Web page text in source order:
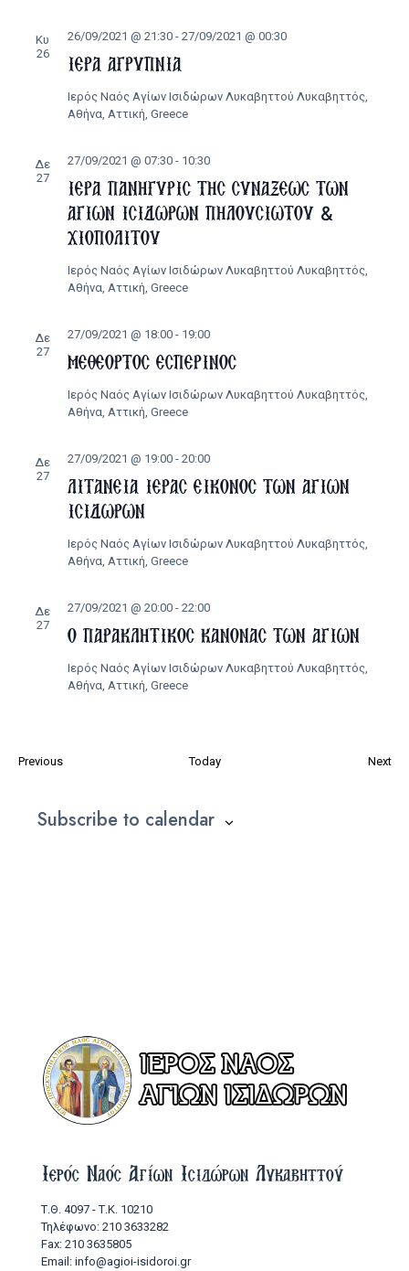
Κυ
26
ΙΕΡΑ ΑΓΡΥΠΝΙΑ
26/09/2021 @ 21:30- 27/09/2021 @ 00:30
Ιερός Ναός Αγίων Ισιδώρων Λυκαβηττού Λυκαβηττός,
Αθήνα, Αττική, Greece
Δε
27
ΙΕΡΑ ΠΑΝΗΓΥΡΙΣ ΤΗΣ ΣΥΝΑΞΕΩΣ ΤΩΝ
ΑΓΙΩΝ ΙΣΙΔΩΡΩΝ ΠΗΛΟΥΣΙΩΤΟΥ &
ΧΙΟΠΟΛΙΤΟΥ
27/09/2021 @ 07:30- 10:30
Ιερός Ναός Αγίων Ισιδώρων Λυκαβηττού Λυκαβηττός,
Αθήνα, Αττική, Greece
Δε
27
ΜΕΘΕΟΡΤΟΣ ΕΣΠΕΡΙΝΟΣ
27/09/2021 @ 18:00- 19:00
Ιερός Ναός Αγίων Ισιδώρων Λυκαβηττού Λυκαβηττός,
Αθήνα, Αττική, Greece
Δε
27
ΛΙΤΑΝΕΙΑ ΙΕΡΑΣ ΕΙΚΟΝΟΣ ΤΩΝ ΑΓΙΩΝ
ΙΣΙΔΩΡΩΝ
27/09/2021 @ 19:00- 20:00
Ιερός Ναός Αγίων Ισιδώρων Λυκαβηττού Λυκαβηττός,
Αθήνα, Αττική, Greece
Δε
27
Ο ΠΑΡΑΚΛΗΤΙΚΟΣ ΚΑΝΟΝΑΣ ΤΩΝ ΑΓΙΩΝ
27/09/2021 @ 20:00- 22:00
Ιερός Ναός Αγίων Ισιδώρων Λυκαβηττού Λυκαβηττός,
Αθήνα, Αττική, Greece
PreviousΕκδηλώσεις Today Next
Subscribe to calendar
Ιερός Ναός Αγίων Ισιδώρων Λυκαβηττού
Τ.Θ. 4097 - Τ.Κ. 10210
Τηλέφωνο: 210 3633282
Fax: 210 3635805
Email: info@agioi-isidoroi.gr